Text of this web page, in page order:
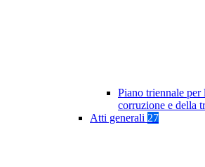
Piano triennale per
corruzione e della
Atti generali 27